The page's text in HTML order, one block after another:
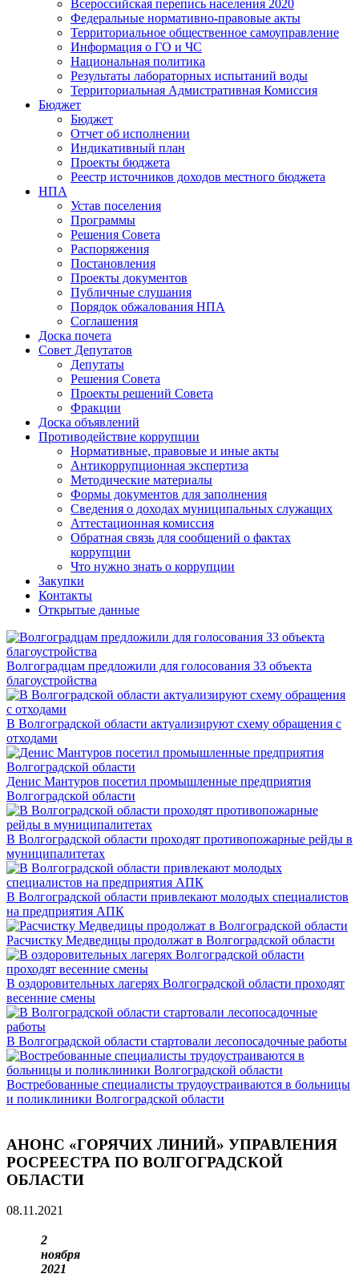
Всероссийская перепись населения 2020
Федеральные нормативно-правовые акты
Территориальное общественное самоуправление
Информация о ГО и ЧС
Национальная политика
Результаты лабораторных испытаний воды
Территориальная Адмистративная Комиссия
Бюджет
Бюджет
Отчет об исполнении
Индикативный план
Проекты бюджета
Реестр источников доходов местного бюджета
НПА
Устав поселения
Программы
Решения Совета
Распоряжения
Постановления
Проекты документов
Публичные слушания
Порядок обжалования НПА
Соглашения
Доска почета
Совет Депутатов
Депутаты
Решения Совета
Проекты решений Совета
Фракции
Доска объявлений
Противодействие коррупции
Нормативные, правовые и иные акты
Антикоррупционная экспертиза
Методические материалы
Формы документов для заполнения
Сведения о доходах муниципальных служащих
Аттестационная комиссия
Обратная связь для сообщений о фактах
коррупции
Что нужно знать о коррупции
Закупки
Контакты
Открытые данные
Волгоградцам предложили для голосования 33 объекта
благоустройства
В Волгоградской области актуализируют схему обращения с
отходами
Денис Мантуров посетил промышленные предприятия
Волгоградской области
В Волгоградской области проходят противопожарные рейды в
муниципалитетах
В Волгоградской области привлекают молодых специалистов
на предприятия АПК
Расчистку Медведицы продолжат в Волгоградской области
В оздоровительных лагерях Волгоградской области проходят
весенние смены
В Волгоградской области стартовали лесопосадочные работы
Востребованные специалисты трудоустраиваются в больницы
и поликлиники Волгоградской области
АНОНС «ГОРЯЧИХ ЛИНИЙ» УПРАВЛЕНИЯ
РОСРЕЕСТРА ПО ВОЛГОГРАДСКОЙ
ОБЛАСТИ
08.11.2021
2
ноября
2021